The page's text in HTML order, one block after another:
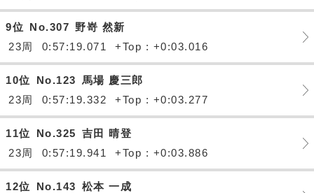
9位 No.307 野嵜 然新
23周
0:57:19.071 +Top : +0:03.016
10位 No.123 馬場 慶三郎
23周
0:57:19.332 +Top : +0:03.277
11位 No.325 吉田 晴登
23周
0:57:19.941 +Top : +0:03.886
12位 No.143 松本 一成